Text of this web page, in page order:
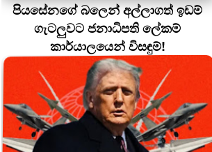
පියසේනගේ බලෙන් අල්ලාගත් ඉඩම්
ගැටලුවට ජනාධිපති ලේකම්
කාර්යාලයෙන් විසඳුම්!